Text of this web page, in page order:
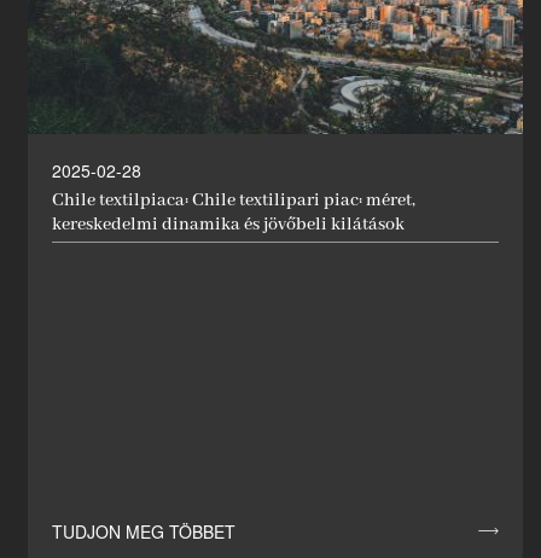
2025-02-28
Chile textilpiaca: Chile textilipari piac: méret,
kereskedelmi dinamika és jövőbeli kilátások
TUDJON MEG TÖBBET 